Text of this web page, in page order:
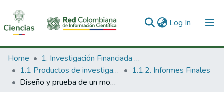
Log In (current)
Communities & Collections
All of DSpace
Home
1. Investigación Financiada con Recursos Públicos
1.1 Productos de investigación
1.1.2. Informes Finales
Diseño y prueba de un modelo de evaluación de efectividad de intervenciones para controlar y prevenir Enfermedades Crónicas No Transmisibles, ECNT, y factores de riesgo asociados, basado en resultados de sistemas de vigilancia en salud pública.